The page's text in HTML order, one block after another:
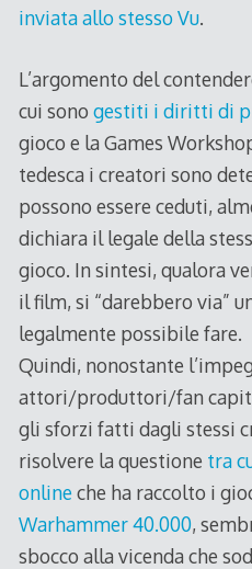
inviata allo stesso Vu.
L’argomento del
cui sono gestiti i diritti di
gioco e la Games
tedesca i creatori sono
possono essere ceduti,
dichiara il legale della
gioco. In sintesi, qualora
il film, si “darebbero via”
legalmente possibile fare.
Quindi, nonostante
attori/produttori/fan
gli sforzi fatti dagli stessi
risolvere la questione tra
onlineche ha raccolto i
Warhammer 40.000,
sbocco alla vicenda che